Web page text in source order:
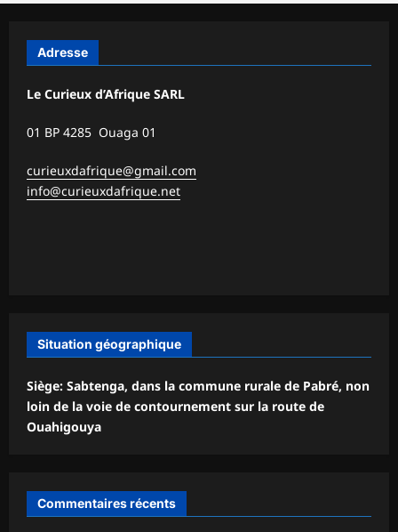
Adresse
Le Curieux d’Afrique SARL
01 BP 4285 Ouaga 01
curieuxdafrique@gmail.com
info@curieuxdafrique.net
Situation géographique
Siège: Sabtenga, dans la commune rurale de Pabré, non
loin de la voie de contournement sur la route de
Ouahigouya
Commentaires récents